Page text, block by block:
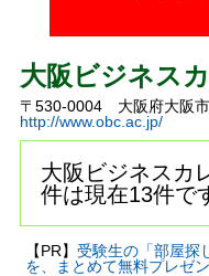
大阪ビジネス
〒530-0004 大阪府大阪
http://www.obc.ac.jp/
大阪ビジネスカ
件は現在13件で
【PR】 受験生の「部屋探
を、まとめて無料プレゼ